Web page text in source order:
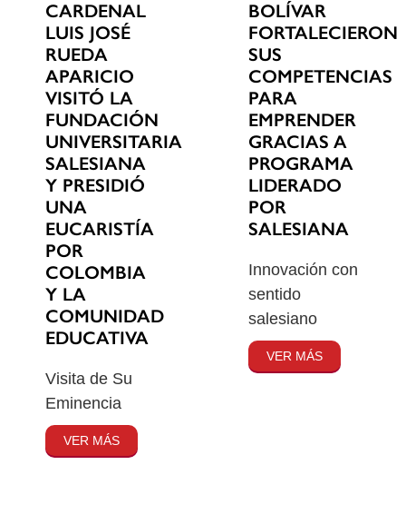
CARDENAL
LUIS JOSÉ
RUEDA
APARICIO
VISITÓ LA
FUNDACIÓN
UNIVERSITARIA
SALESIANA
Y PRESIDIÓ
UNA
EUCARISTÍA
POR
COLOMBIA
Y LA
COMUNIDAD
EDUCATIVA
Visita de Su
Eminencia
VER MÁS
BOLÍVAR
FORTALECIERON
SUS
COMPETENCIAS
PARA
EMPRENDER
GRACIAS A
PROGRAMA
LIDERADO
POR
SALESIANA
Innovación con
sentido
salesiano
VER MÁS